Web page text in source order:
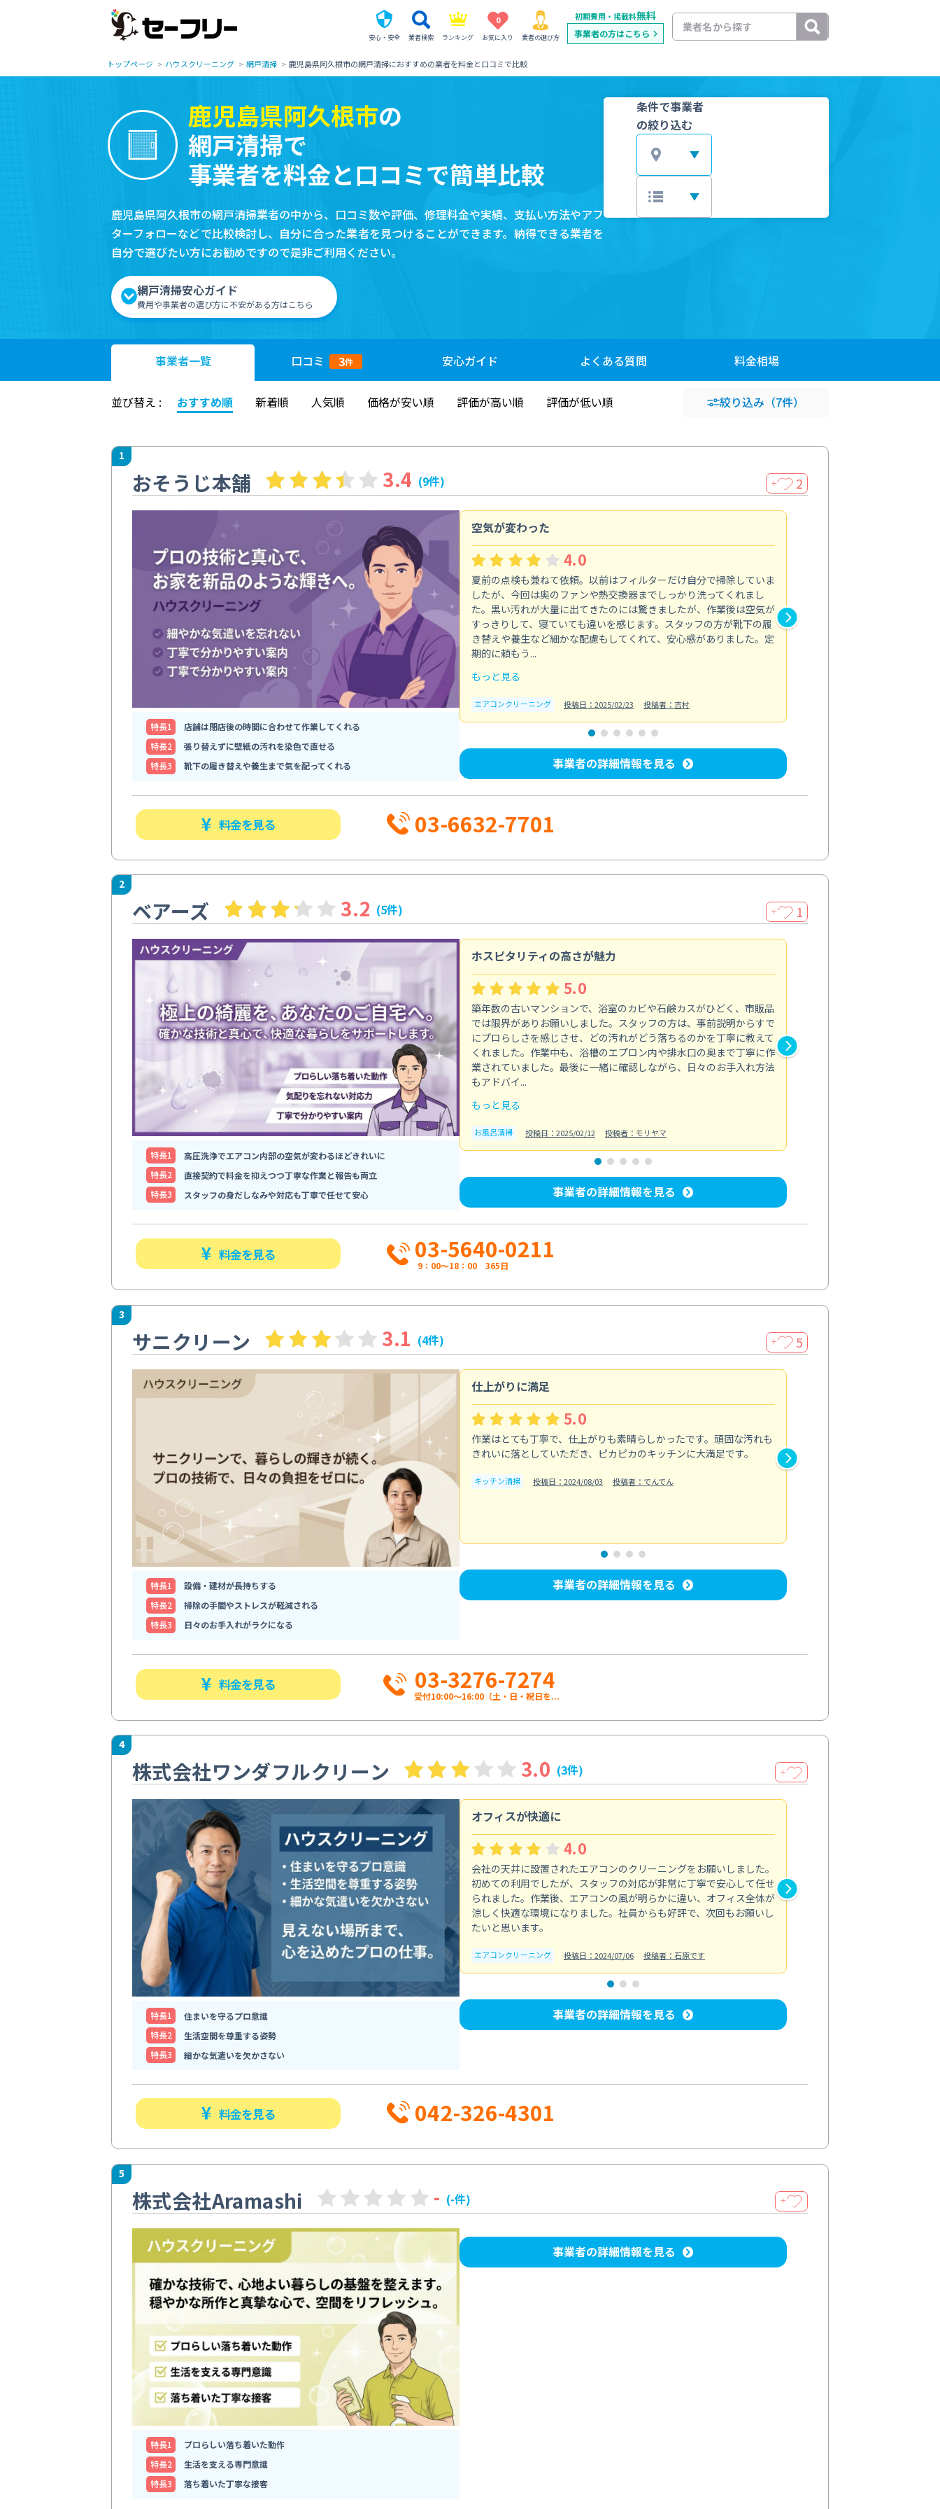
安心・安全 業者検索 ランキング
0
お気に入り 業者の選び方
初期費用・掲載料無料
事業者の方はこちら
トップページ ハウスクリーニング 網戸清掃 鹿児島県阿久根市の網戸清掃におすすめの業者を料金と口コミで比較
鹿児島県阿久根市の
網戸清掃で
事業者を料金と口コミで簡単比較
鹿児島県阿久根市の網戸清掃業者の中から、口コミ数や評価、修理料金や実績、支払い方法やアフ
ターフォローなどで比較検討し、自分に合った業者を見つけることができます。納得できる業者を
自分で選びたい方にお勧めですので是非ご利用ください。
網戸清掃安心ガイド
費用や事業者の選び方に不安がある方はこちら
条件で事業者
の絞り込む
事業者一覧 口コミ 3件 安心ガイド よくある質問 料金相場
並び替え : おすすめ順 新着順 人気順 価格が安い順 評価が高い順 評価が低い順 絞り込み （7件）
1
おそうじ本舗 3.4 (9件) ＋ 2
特⻑1
店舗は閉店後の時間に合わせて作業してくれる
特⻑2
張り替えずに壁紙の汚れを染色で直せる
特⻑3
靴下の履き替えや養生まで気を配ってくれる
空気が変わった
4.0
夏前の点検も兼ねて依頼。以前はフィルターだけ自分で掃除していま
したが、今回は奥のファンや熱交換器までしっかり洗ってくれまし
た。黒い汚れが大量に出てきたのには驚きましたが、作業後は空気が
すっきりして、寝ていても違いを感じます。スタッフの方が靴下の履
き替えや養生など細かな配慮もしてくれて、安心感がありました。定
期的に頼もう...
もっと見る
エアコンクリーニング 投稿日：2025/02/23 投稿者：吉村
事業者の詳細情報を見る
料金を見る 03-6632-7701
2
ベアーズ 3.2 (5件) ＋ 1
特⻑1
高圧洗浄でエアコン内部の空気が変わるほどきれいに
特⻑2
直接契約で料金を抑えつつ丁寧な作業と報告も両立
特⻑3
スタッフの身だしなみや対応も丁寧で任せて安心
ホスピタリティの高さが魅力
5.0
築年数の古いマンションで、浴室のカビや石鹸カスがひどく、市販品
では限界がありお願いしました。スタッフの方は、事前説明からすで
にプロらしさを感じさせ、どの汚れがどう落ちるのかを丁寧に教えて
くれました。作業中も、浴槽のエプロン内や排水口の奥まで丁寧に作
業されていました。最後に一緒に確認しながら、日々のお手入れ方法
もアドバイ...
もっと見る
お風呂清掃 投稿日：2025/02/12 投稿者：モリヤマ
事業者の詳細情報を見る
料金を見る 03-5640-0211
9：00～18：00 365日
3
サニクリーン 3.1 (4件) ＋ 5
特⻑1
設備・建材が長持ちする
特⻑2
掃除の手間やストレスが軽減される
特⻑3
日々のお手入れがラクになる
仕上がりに満足
5.0
作業はとても丁寧で、仕上がりも素晴らしかったです。頑固な汚れも
きれいに落としていただき、ピカピカのキッチンに大満足です。
キッチン清掃 投稿日：2024/08/03 投稿者：でんでん
事業者の詳細情報を見る
料金を見る 03-3276-7274
受付10:00〜16:00（土・日・祝日を...
4
株式会社ワンダフルクリーン 3.0 (3件) ＋
特⻑1
住まいを守るプロ意識
特⻑2
生活空間を尊重する姿勢
特⻑3
細かな気遣いを欠かさない
オフィスが快適に
4.0
会社の天井に設置されたエアコンのクリーニングをお願いしました。
初めての利用でしたが、スタッフの対応が非常に丁寧で安心して任せ
られました。作業後、エアコンの風が明らかに違い、オフィス全体が
涼しく快適な環境になりました。社員からも好評で、次回もお願いし
たいと思います。
エアコンクリーニング 投稿日：2024/07/06 投稿者：石原です
事業者の詳細情報を見る
料金を見る 042-326-4301
5
株式会社Aramashi - (-件) ＋
特⻑1
プロらしい落ち着いた動作
特⻑2
生活を支える専門意識
特⻑3
落ち着いた丁寧な接客
事業者の詳細情報を見る